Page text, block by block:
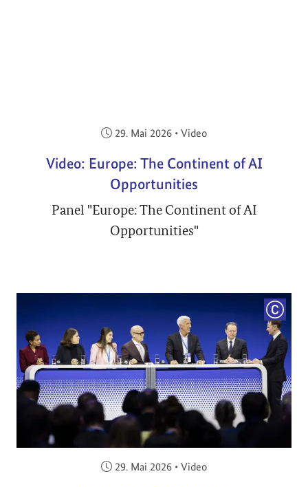
Veröffentlicht am:
29. Mai 2026 • Video
Video: Europe: The Continent of AI
Opportunities
Panel "Europe: The Continent of AI
Opportunities"
Veröffentlicht am:
29. Mai 2026 • Video